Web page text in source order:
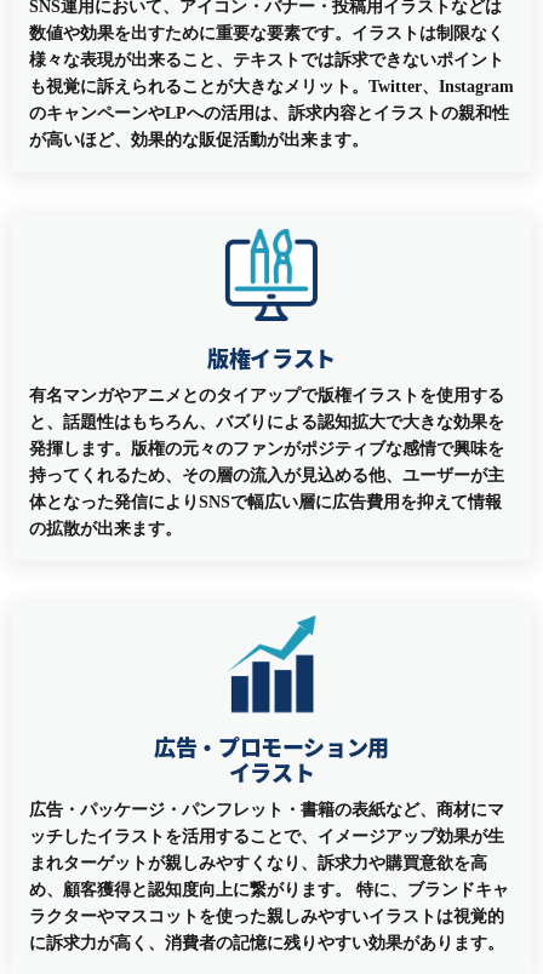
SNS運用において、アイコン・バナー・投稿用イラストなどは
数値や効果を出すために重要な要素です。イラストは制限なく
様々な表現が出来ること、テキストでは訴求できないポイント
も視覚に訴えられることが大きなメリット。Twitter、Instagram
のキャンペーンやLPへの活用は、訴求内容とイラストの親和性
が高いほど、効果的な販促活動が出来ます。
版権イラスト
有名マンガやアニメとのタイアップで版権イラストを使用する
と、話題性はもちろん、バズりによる認知拡大で大きな効果を
発揮します。版権の元々のファンがポジティブな感情で興味を
持ってくれるため、その層の流入が見込める他、ユーザーが主
体となった発信によりSNSで幅広い層に広告費用を抑えて情報
の拡散が出来ます。
広告・プロモーション用
イラスト
広告・パッケージ・パンフレット・書籍の表紙など、商材にマ
ッチしたイラストを活用することで、イメージアップ効果が生
まれターゲットが親しみやすくなり、訴求力や購買意欲を高
め、顧客獲得と認知度向上に繋がります。 特に、ブランドキャ
ラクターやマスコットを使った親しみやすいイラストは視覚的
に訴求力が高く、消費者の記憶に残りやすい効果があります。